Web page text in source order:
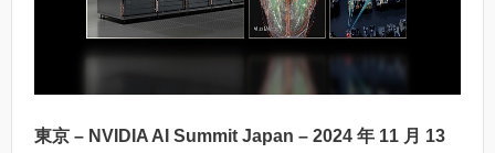
東京 – NVIDIA AI Summit Japan – 2024 年 11 月 13